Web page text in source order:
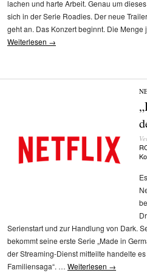
lachen und harte Arbeit. Genau um
sich in der Serie Roadies. Der neue
geht an. Das Konzert beginnt. Die
Weiterlesen →
Serienstart und zur Handlung von Dark.
bekommt seine erste Serie „Made in
der Streaming-Dienst mitteilte handelte
Familiensaga“. … Weiterlesen →